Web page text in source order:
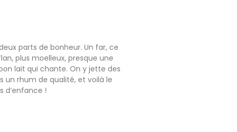
parts de bonheur. Un far, ce
plus moelleux, presque une
lait qui chante. On y jette des
un rhum de qualité, et voilà le
d’enfance !